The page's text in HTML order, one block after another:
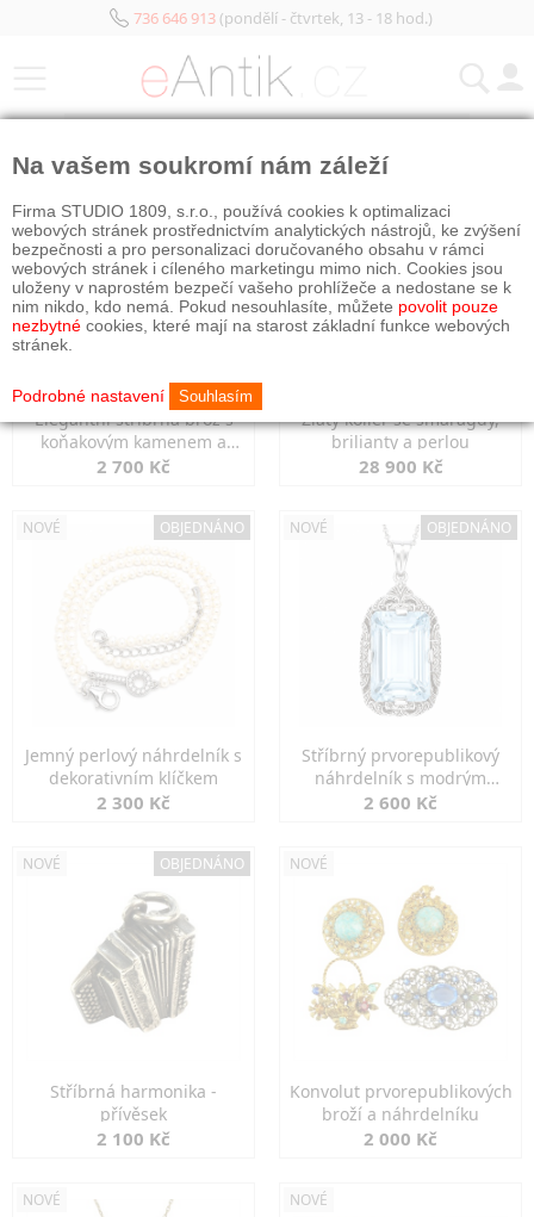
736 646 913(pondělí - čtvrtek, 13 - 18 hod.)
Elegantní stříbrná brož s
koňakovým kamenem a
markazity
2 700 Kč
Zlatý kolier se smaragdy,
brilianty a perlou
28 900 Kč
NOVÉ OBJEDNÁNO
Jemný perlový náhrdelník s
dekorativním klíčkem
2 300 Kč
NOVÉ OBJEDNÁNO
Stříbrný prvorepublikový
náhrdelník s modrým
spinelem
2 600 Kč
NOVÉ OBJEDNÁNO
Stříbrná harmonika -
přívěsek
2 100 Kč
NOVÉ
Konvolut prvorepublikových
broží a náhrdelníku
2 000 Kč
NOVÉ NOVÉ
Na vašem soukromí nám záleží
Firma STUDIO 1809, s.r.o., používá cookies k optimalizaci
webových stránek prostřednictvím analytických nástrojů, ke zvýšení
bezpečnosti a pro personalizaci doručovaného obsahu v rámci
webových stránek i cíleného marketingu mimo nich. Cookies jsou
uloženy v naprostém bezpečí vašeho prohlížeče a nedostane se k
nim nikdo, kdo nemá. Pokud nesouhlasíte, můžete povolit pouze
nezbytné cookies, které mají na starost základní funkce webových
stránek.
Podrobné nastavení Souhlasím